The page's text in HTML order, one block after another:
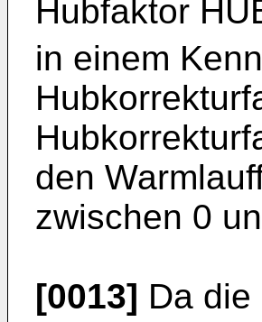
Hubfaktor
in einem
den
zwischen 0
[0013] Da